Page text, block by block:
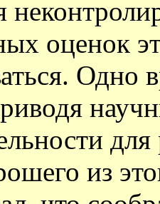
оценок
Одно
из